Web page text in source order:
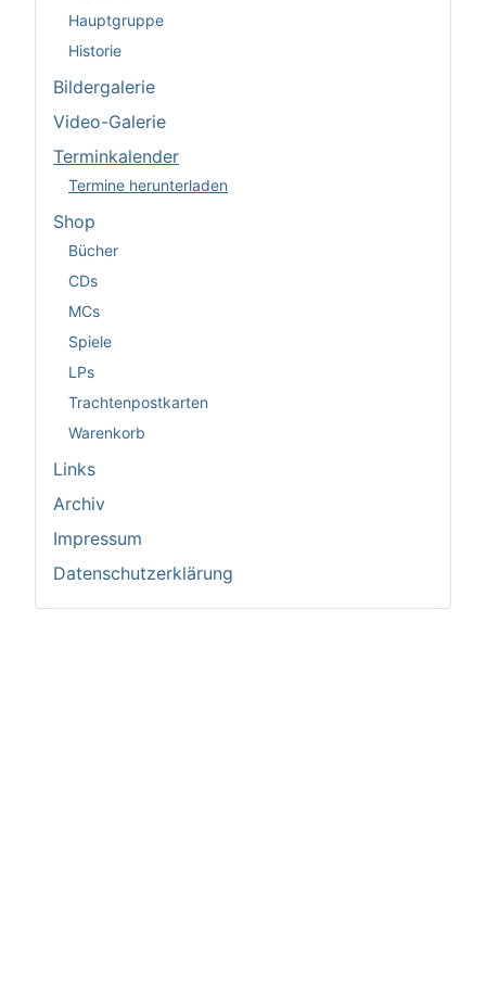
Hauptgruppe
Historie
Bildergalerie
Video-Galerie
Terminkalender
Termine herunterladen
Shop
Bücher
CDs
MCs
Spiele
LPs
Trachtenpostkarten
Warenkorb
Links
Archiv
Impressum
Datenschutzerklärung